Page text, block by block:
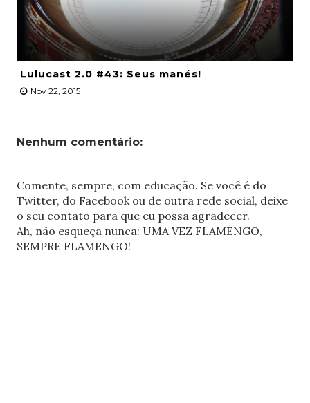
Lulucast 2.0 #43: Seus manés!
Nov 22, 2015
Nenhum comentário:
Comente, sempre, com educação. Se você é do
Twitter, do Facebook ou de outra rede social, deixe
o seu contato para que eu possa agradecer.
Ah, não esqueça nunca: UMA VEZ FLAMENGO,
SEMPRE FLAMENGO!